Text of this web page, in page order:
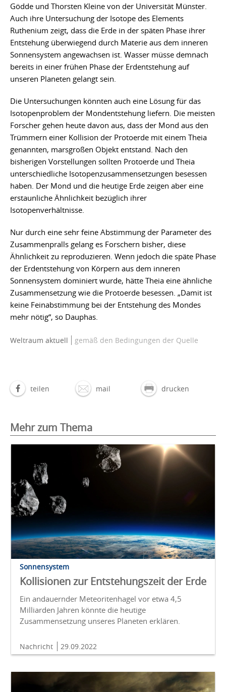
Gödde und Thorsten Kleine von der Universität Münster.
Auch ihre Untersuchung der Isotope des Elements
Ruthenium zeigt, dass die Erde in der späten Phase ihrer
Entstehung überwiegend durch Materie aus dem inneren
Sonnensystem angewachsen ist. Wasser müsse demnach
bereits in einer frühen Phase der Erdentstehung auf
unseren Planeten gelangt sein.
Die Untersuchungen könnten auch eine Lösung für das
Isotopenproblem der Mondentstehung liefern. Die meisten
Forscher gehen heute davon aus, dass der Mond aus den
Trümmern einer Kollision der Protoerde mit einem Theia
genannten, marsgroßen Objekt entstand. Nach den
bisherigen Vorstellungen sollten Protoerde und Theia
unterschiedliche Isotopenzusammensetzungen besessen
haben. Der Mond und die heutige Erde zeigen aber eine
erstaunliche Ähnlichkeit bezüglich ihrer
Isotopenverhältnisse.
Nur durch eine sehr feine Abstimmung der Parameter des
Zusammenpralls gelang es Forschern bisher, diese
Ähnlichkeit zu reproduzieren. Wenn jedoch die späte Phase
der Erdentstehung von Körpern aus dem inneren
Sonnensystem dominiert wurde, hätte Theia eine ähnliche
Zusammensetzung wie die Protoerde besessen. „Damit ist
keine Feinabstimmung bei der Entstehung des Mondes
mehr nötig“, so Dauphas.
Weltraum aktuell gemäß den Bedingungen der Quelle
teilen mail drucken
Mehr zum Thema
Sonnensystem
Kollisionen zur Entstehungszeit der Erde
Ein andauernder Meteoritenhagel vor etwa 4,5
Milliarden Jahren könnte die heutige
Zusammensetzung unseres Planeten erklären.
Nachricht 29.09.2022